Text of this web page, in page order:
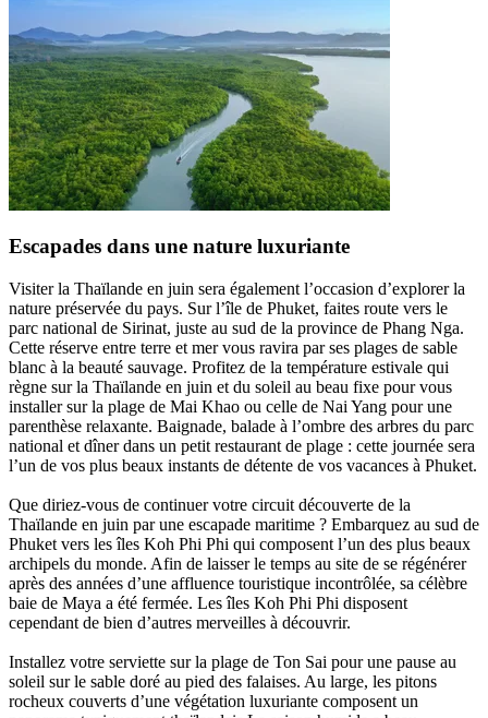
Escapades dans une nature luxuriante
Visiter la Thaïlande en juin sera également l’occasion d’explorer la
nature préservée du pays. Sur l’île de Phuket, faites route vers le
parc national de Sirinat, juste au sud de la province de Phang Nga.
Cette réserve entre terre et mer vous ravira par ses plages de sable
blanc à la beauté sauvage. Profitez de la température estivale qui
règne sur la Thaïlande en juin et du soleil au beau fixe pour vous
installer sur la plage de Mai Khao ou celle de Nai Yang pour une
parenthèse relaxante. Baignade, balade à l’ombre des arbres du parc
national et dîner dans un petit restaurant de plage : cette journée sera
l’un de vos plus beaux instants de détente de vos vacances à Phuket.
Que diriez-vous de continuer votre circuit découverte de la
Thaïlande en juin par une escapade maritime ? Embarquez au sud de
Phuket vers les îles Koh Phi Phi qui composent l’un des plus beaux
archipels du monde. Afin de laisser le temps au site de se régénérer
après des années d’une affluence touristique incontrôlée, sa célèbre
baie de Maya a été fermée. Les îles Koh Phi Phi disposent
cependant de bien d’autres merveilles à découvrir.
Installez votre serviette sur la plage de Ton Sai pour une pause au
soleil sur le sable doré au pied des falaises. Au large, les pitons
rocheux couverts d’une végétation luxuriante composent un